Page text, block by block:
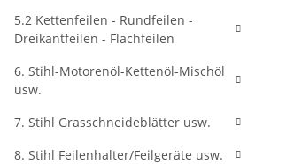
5.2 Kettenfeilen - Rundfeilen -
Dreikantfeilen - Flachfeilen
6. Stihl-Motorenöl-Kettenöl-Mischöl
usw.
7. Stihl Grasschneideblätter usw.
8. Stihl Feilenhalter/Feilgeräte usw.